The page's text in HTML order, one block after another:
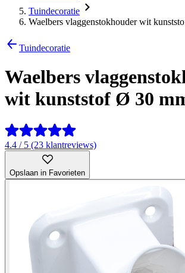
Tuindecoratie
Waelbers vlaggenstokhouder wit
Tuindecoratie
Waelbers
wit kunststof Ø 30
4.4 / 5 (23 klantreviews)
Opslaan in Favorieten